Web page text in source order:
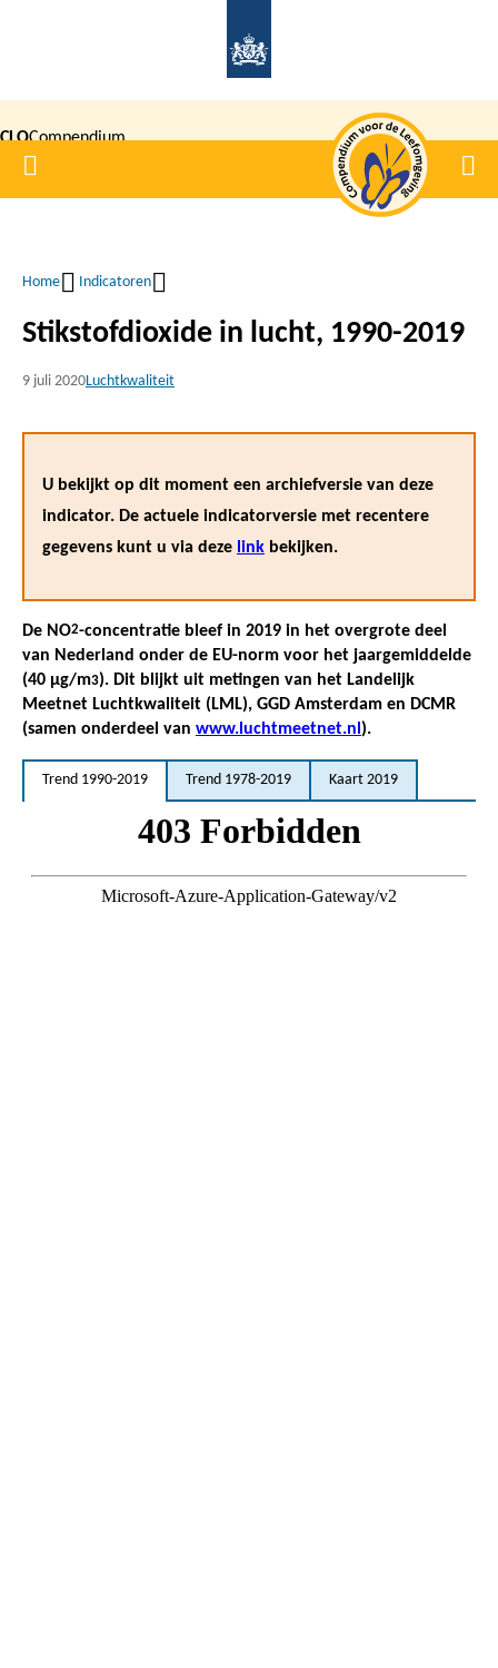
inhoud
gaan
CLOCompendium
voor de
Home
Kruimelpad
Home Indicatoren
Stikstofdioxide in lucht, 1990-2019
9 juli 2020Luchtkwaliteit
U bekijkt op dit moment een archiefversie van deze
indicator. De actuele indicatorversie met recentere
gegevens kunt u via deze link bekijken.
De NO2-concentratie bleef in 2019 in het overgrote deel
van Nederland onder de EU-norm voor het jaargemiddelde
(40 µg/m3). Dit blijkt uit metingen van het Landelijk
Meetnet Luchtkwaliteit (LML), GGD Amsterdam en DCMR
(samen onderdeel van www.luchtmeetnet.nl ).
Trend 1990-2019 Trend 1978-2019 Kaart 2019